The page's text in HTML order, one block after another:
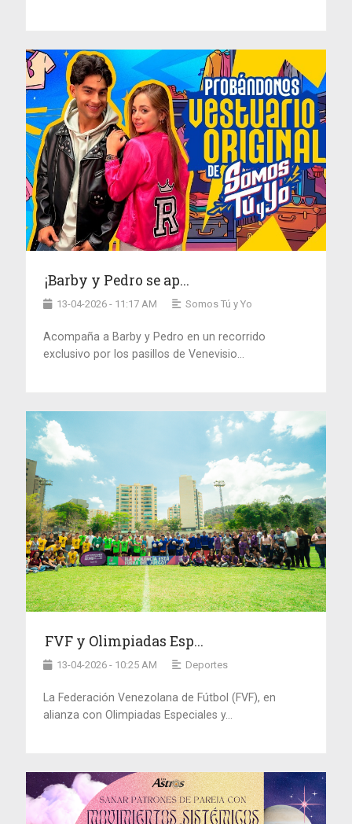
¡Barby y Pedro se ap...
13-04-2026 - 11:17 AM Somos Tú y Yo
Acompaña a Barby y Pedro en un recorrido
exclusivo por los pasillos de Venevisio...
FVF y Olimpiadas Esp...
13-04-2026 - 10:25 AM Deportes
La Federación Venezolana de Fútbol (FVF), en
alianza con Olimpiadas Especiales y...